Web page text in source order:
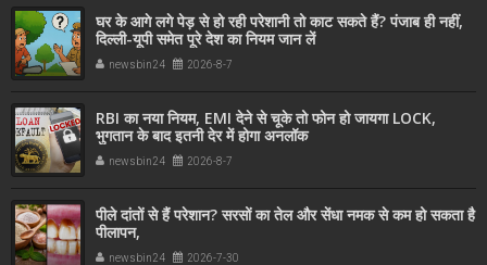
घर के आगे लगे पेड़ से हो रही परेशानी तो काट सकते हैं? पंजाब ही नहीं,
दिल्‍ली-यूपी समेत पूरे देश का नियम जान लें
newsbin24 2026-8-7
RBI का नया नियम, EMI देने से चूके तो फोन हो जायगा LOCK,
भुगतान के बाद इतनी देर में होगा अनलॉक
newsbin24 2026-8-7
पीले दांतों से हैं परेशान? सरसों का तेल और सेंधा नमक से कम हो सकता है
पीलापन,
newsbin24 2026-7-30